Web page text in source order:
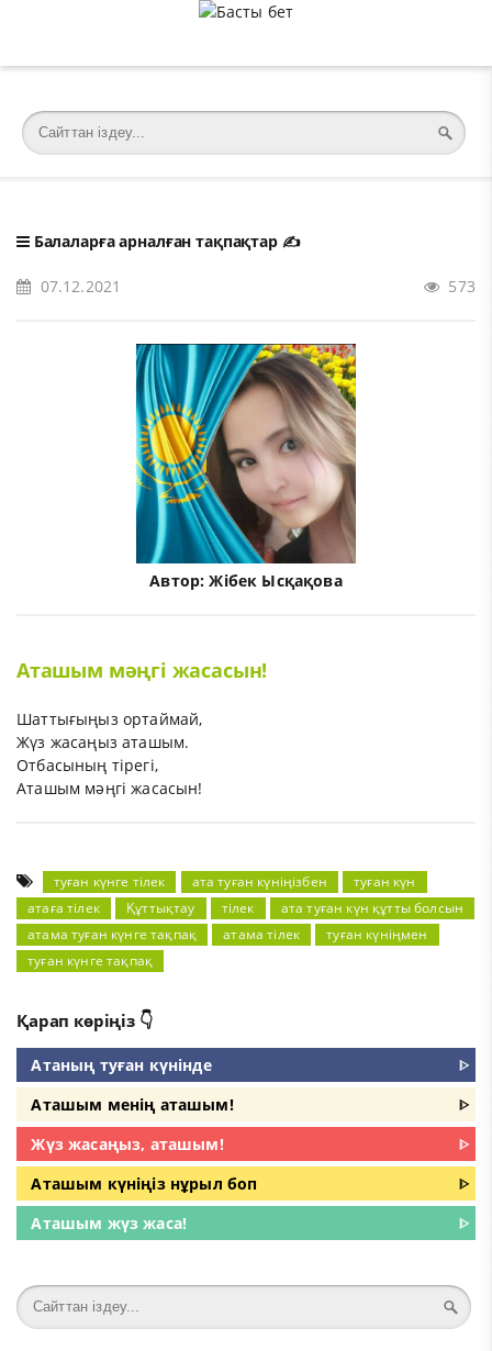
Балаларға арналған тақпақтар✍️
07.12.2021 573
Автор:Жібек Ысқақова
Аташым мәңгі жасасын!
Шаттығыңыз ортаймай,
Жүз жасаңыз аташым.
Отбасының тірегі,
Аташым мәңгі жасасын!
туған күнге тілек ата туған күніңізбен
туған күн
атаға тілек
Құттықтау тілек
ата туған күн құтты болсын
атама туған күнге тақпақ
атама тілек
туған күніңмен
туған күнге тақпақ
Қарап көріңіз 👇
Атаның туған күнінде
ᐈ
Аташым менің аташым!
ᐈ
Жүз жасаңыз, аташым!
ᐈ
Аташым күніңіз нұрыл боп
ᐈ
Аташым жүз жаса!
ᐈ